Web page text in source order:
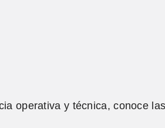
operativa y técnica, conoce